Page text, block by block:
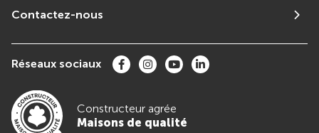
Contactez-nous
Réseaux sociaux
Constructeur agrée
Maisons de qualité